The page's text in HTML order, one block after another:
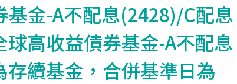
金-A不配息(2428)/C配息
高收益債券基金-A不配息
續基金，合併基準日為